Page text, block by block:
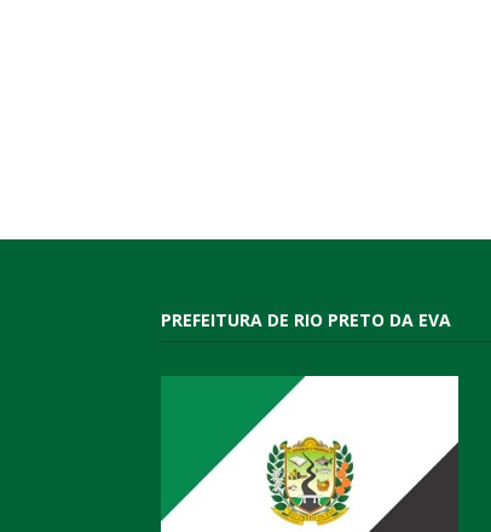
PREFEITURA DE RIO PRETO DA EVA